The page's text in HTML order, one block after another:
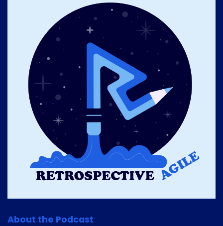
About the Podcast